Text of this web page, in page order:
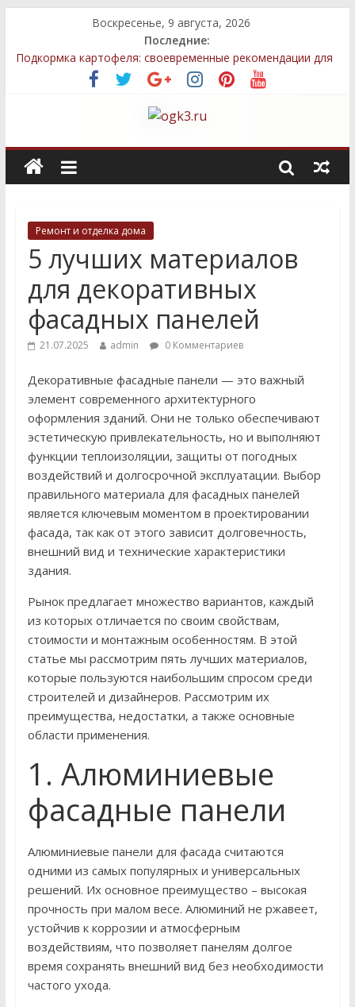
Воскресенье, 9 августа, 2026
Последние:
Подкормка картофеля: своевременные рекомендации для
более богатого урожая
Методы улучшения грунта после зимы для успешного
Топ-5 местных семян, которые легко выращивать даже
новичкам
Декоративные элементы: как выбрать и правильно
Ремонт и отделка дома
5 лучших материалов
для декоративных
фасадных панелей
21.07.2025 admin 0 Комментариев
Декоративные фасадные панели — это важный
элемент современного архитектурного
оформления зданий. Они не только обеспечивают
эстетическую привлекательность, но и выполняют
функции теплоизоляции, защиты от погодных
воздействий и долгосрочной эксплуатации. Выбор
правильного материала для фасадных панелей
является ключевым моментом в проектировании
фасада, так как от этого зависит долговечность,
внешний вид и технические характеристики
здания.
Рынок предлагает множество вариантов, каждый
из которых отличается по своим свойствам,
стоимости и монтажным особенностям. В этой
статье мы рассмотрим пять лучших материалов,
которые пользуются наибольшим спросом среди
строителей и дизайнеров. Рассмотрим их
преимущества, недостатки, а также основные
области применения.
1. Алюминиевые
фасадные панели
Алюминиевые панели для фасада считаются
одними из самых популярных и универсальных
решений. Их основное преимущество – высокая
прочность при малом весе. Алюминий не ржавеет,
устойчив к коррозии и атмосферным
воздействиям, что позволяет панелям долгое
время сохранять внешний вид без необходимости
частого ухода.